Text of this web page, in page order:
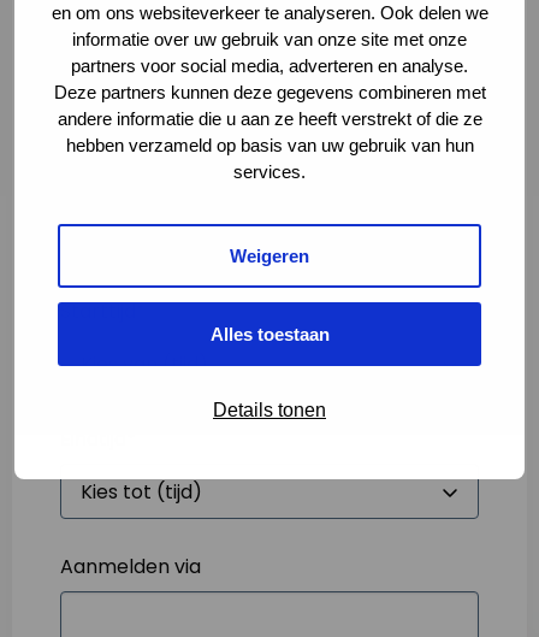
en om ons websiteverkeer te analyseren. Ook delen we
informatie over uw gebruik van onze site met onze
partners voor social media, adverteren en analyse.
Deze partners kunnen deze gegevens combineren met
andere informatie die u aan ze heeft verstrekt of die ze
hebben verzameld op basis van uw gebruik van hun
services.
Weigeren
Alles toestaan
Details tonen
Volledige omschrijving*
Starttijd*
Aanmelden via